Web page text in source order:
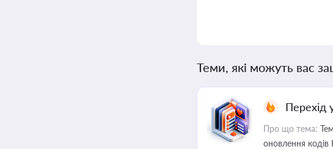
Теми, які можуть вас
Перехід
Про що тема:
оновлення кодів